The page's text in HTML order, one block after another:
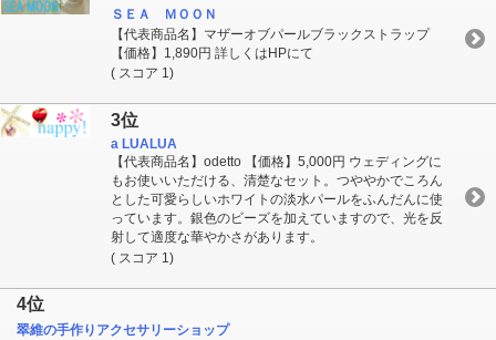
ＳＥＡ ＭＯＯＮ
【代表商品名】マザーオブパールブラックストラップ
【価格】1,890円 詳しくはHPにて
( スコア 1)
3位
a LUALUA
【代表商品名】odetto 【価格】5,000円 ウェディングに
もお使いいただける、清楚なセット。つややかでころん
とした可愛らしいホワイトの淡水パールをふんだんに使
っています。銀色のビーズを加えていますので、光を反
射して適度な華やかさがあります。
( スコア 1)
4位
翠維の手作りアクセサリーショップ